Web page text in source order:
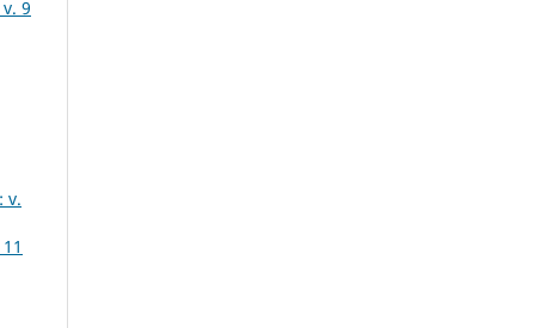
9
v.